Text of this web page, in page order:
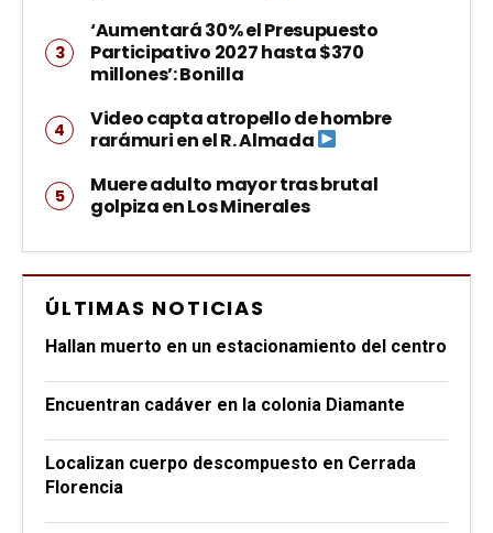
‘Aumentará 30% el Presupuesto
Participativo 2027 hasta $370
millones’: Bonilla
Video capta atropello de hombre
rarámuri en el R. Almada
Muere adulto mayor tras brutal
golpiza en Los Minerales
ÚLTIMAS NOTICIAS
Hallan muerto en un estacionamiento del centro
Encuentran cadáver en la colonia Diamante
Localizan cuerpo descompuesto en Cerrada
Florencia